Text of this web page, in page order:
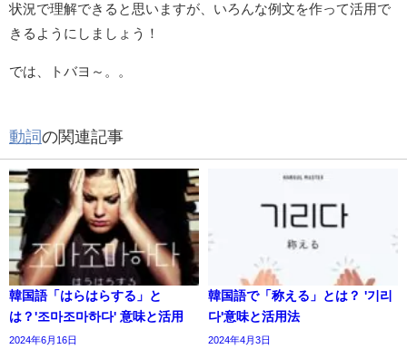
状況で理解できると思いますが、いろんな例文を作って活用で
きるようにしましょう！
では、トバヨ～。。
動詞の関連記事
韓国語「はらはらする」と
は？'조마조마하다' 意味と活用
2024年6月16日
韓国語で「称える」とは？ '기리
다'意味と活用法
2024年4月3日